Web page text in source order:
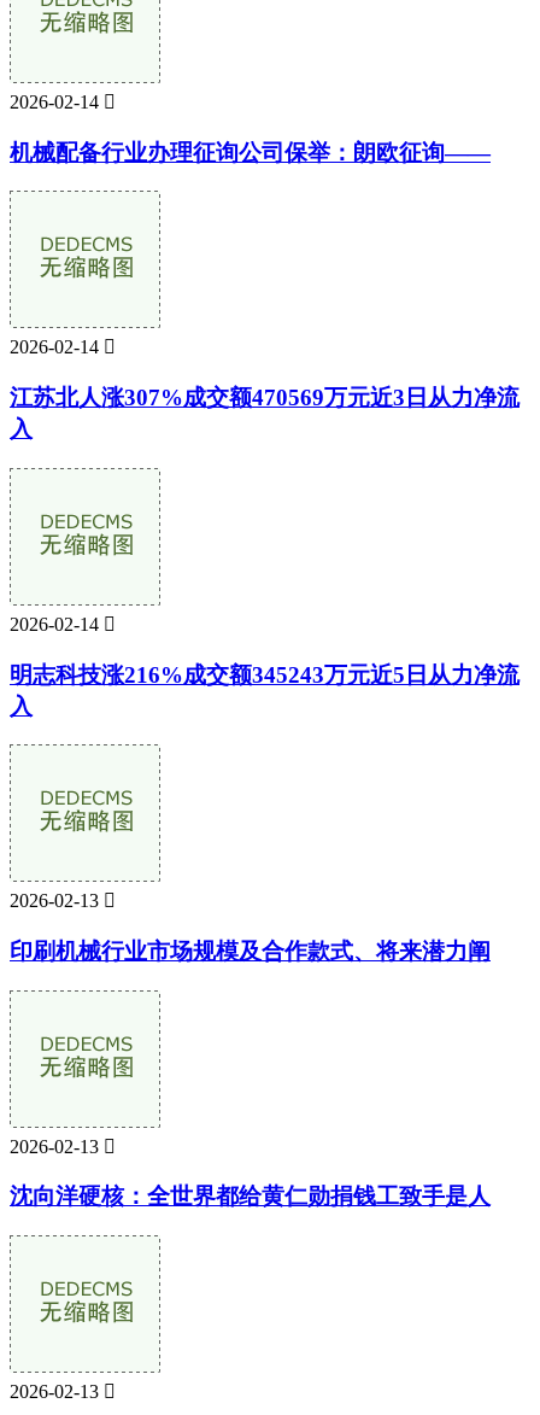
2026-02-14 
机械配备行业办理征询公司保举：朗欧征询——
2026-02-14 
江苏北人涨307%成交额470569万元近3日从力净流
入
2026-02-14 
明志科技涨216%成交额345243万元近5日从力净流
入
2026-02-13 
印刷机械行业市场规模及合作款式、将来潜力阐
2026-02-13 
沈向洋硬核：全世界都给黄仁勋捐钱工致手是人
2026-02-13 